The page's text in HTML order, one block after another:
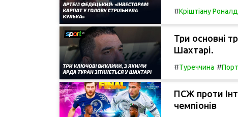
#Кріштіану
Три основні
Шахтарі.
#Туреччина #
ПСЖ проти
чемпіонів